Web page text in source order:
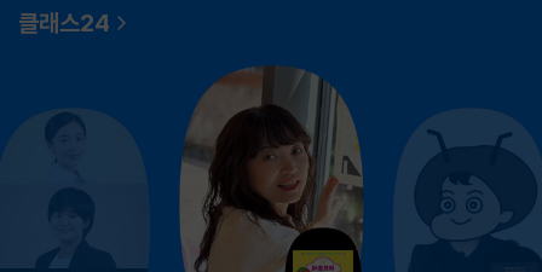
클래스24